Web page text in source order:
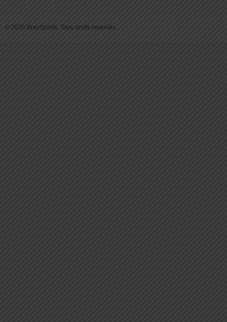
© 2026 BraySports. Tous droits reservés.